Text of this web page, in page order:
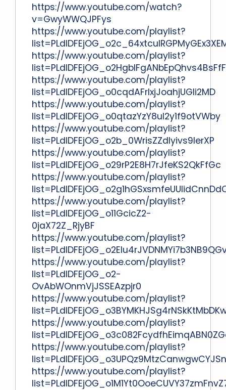
https://www.youtube.com/watch?
v=GwyWWQJPFys
https://www.youtube.com/playlist?
https://www.youtube.com/playlist?
list=PLdlDFEjOG_o2HgblFgANbEpQhvs4BsFfF
https://www.youtube.com/playlist?
list=PLdlDFEjOG_o0cqdAFrlxjJoahjUGli2MD
https://www.youtube.com/playlist?
list=PLdlDFEjOG_o0qtazYzY8uI2y1f9otVWby
https://www.youtube.com/playlist?
list=PLdlDFEjOG_o2b_0WrisZZdIyivs9lerXP
https://www.youtube.com/playlist?
list=PLdlDFEjOG_o29rP2E8H7rJfeKS2QkFfGc
https://www.youtube.com/playlist?
https://www.youtube.com/playlist?
list=PLdlDFEjOG_o11GcicZ2-
0jaX72Z_RjyBF
https://www.youtube.com/playlist?
https://www.youtube.com/playlist?
list=PLdlDFEjOG_o2-
OvAbWOnmVjJSSEAzpjr0
https://www.youtube.com/playlist?
https://www.youtube.com/playlist?
https://www.youtube.com/playlist?
https://www.youtube.com/playlist?